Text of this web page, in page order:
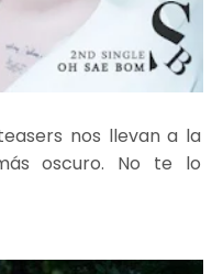
nos llevan a la
oscuro. No te lo